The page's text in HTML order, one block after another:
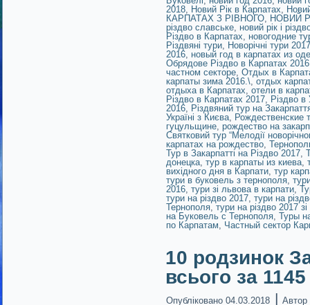
2018, Новий Рік в Карпатах,
КАРПАТАХ З РІВНОГО, НОВИЙ
різдво славське, новий рік і
Різдво в Карпатах, новогодние
Різдвяні тури, Новорічні тури
2016, новый год в карпатах из
Обрядове Різдво в Карпатах 2016
частном секторе, Отдых в
карпаты зима 2016.\, отдых
отдыха в Карпатах, отели в
Різдво в Карпатах 2017, Різдво в
2016, Різдвяний тур на
Україні з Києва, Рождественские
гуцульщине, рождество на
Святковий тур “Мелодії
карпатах на рождество,
Тур в Закарпатті на Різдво 2017,
донецка, тур в карпаты из киева,
вихідного дня в Карпати, тур
тури в буковель з тернополя,
2016, тури зі львова в карпати,
тури на різдво 2017, тури на
Тернополя, тури на різдво 2017
на Буковель с Тернополя, Туры
по Карпатам, Частный сектор
10 родзинок
всього за
Опубліковано 04.03.2018 | Автор